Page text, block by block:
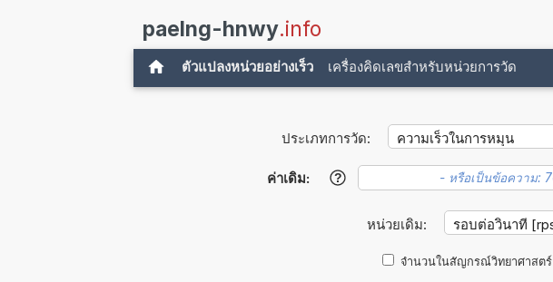
paelng-hnwy.info
ตัวแปลงหน่วยอย่างเร็ว เครื่องคิดเลขสำหรับหน่วยการวัด
ประเภทการวัด:
ค่าเดิม: ?
หน่วยเดิม:
จำนวนในสัญกรณ์วิทยาศาสตร์